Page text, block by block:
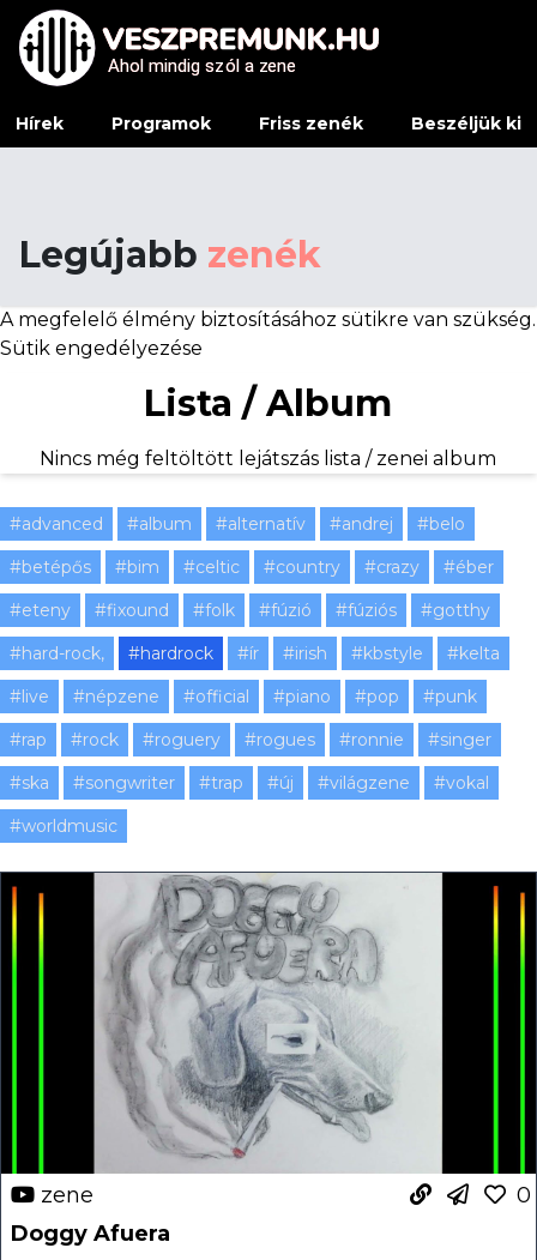
Ahol mindig szól a zene
Ahol mindig szól a zene
Hírek Programok Friss zenék Beszéljük ki
Legújabb zenék
A megfelelő élmény biztosításához sütikre van szükség.
Sütik engedélyezése
Lista / Album
Nincs még feltöltött lejátszás lista / zenei album
#advanced #album #alternatív #andrej
#belo
#betépős
#bim #celtic #country #crazy
#éber
#eteny
#fixound #folk #fúzió #fúziós
#gotthy
#hard-rock,
#hardrock #ír #irish #kbstyle
#kelta
#live
#népzene #official #piano #pop
#punk
#rap
#rock #roguery #rogues #ronnie
#singer
#ska
#songwriter #trap #új #világzene
#vokal
#worldmusic
zene
0
Doggy Afuera